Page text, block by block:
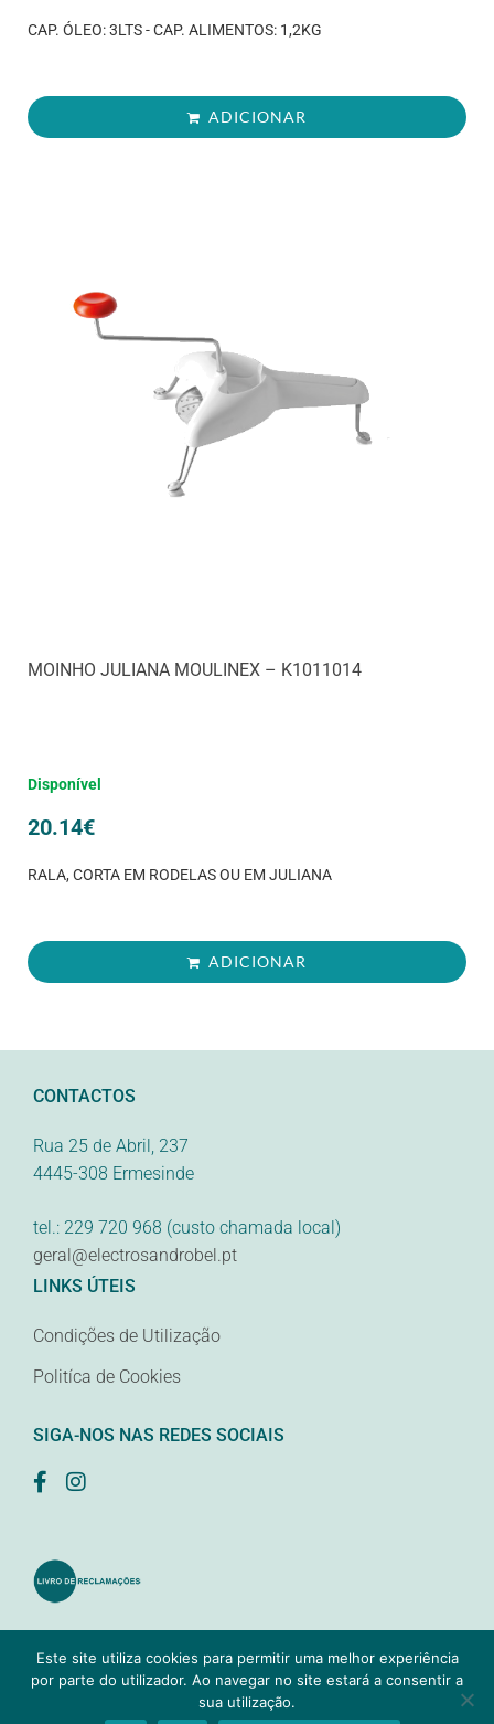
CAP. ÓLEO: 3LTS - CAP. ALIMENTOS: 1,2KG
ADICIONAR
MOINHO JULIANA MOULINEX – K1011014
Disponível
20.14€
RALA, CORTA EM RODELAS OU EM JULIANA
ADICIONAR
CONTACTOS
Rua 25 de Abril, 237
4445-308 Ermesinde
tel.: 229 720 968 (custo chamada local)
geral@electrosandrobel.pt
LINKS ÚTEIS
Condições de Utilização
Politíca de Cookies
SIGA-NOS NAS REDES SOCIAIS
© 2021 Electrosandrobel, Lda. Todos os direitos reservados.
Samsys Precisa de ajuda?
Este site utiliza cookies para permitir uma melhor experiência
por parte do utilizador. Ao navegar no site estará a consentir a
sua utilização.